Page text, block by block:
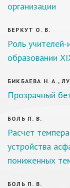
организации
БЕРКУТ О. В.
Роль
образовании
БИКБАЕВА Н. А.,
Прозрачный
БОЛЬ П. В.
Расчет
устройства
пониженных
БОЛЬ П. В.